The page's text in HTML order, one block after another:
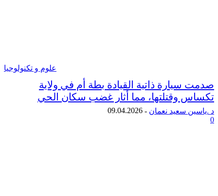
علوم و تكنولوجيا
ذاتية القيادة بطة أم في ولاية
وقتلتها، مما أثار غضب سكان الحي
سعيد نعمان -
09.04.2026